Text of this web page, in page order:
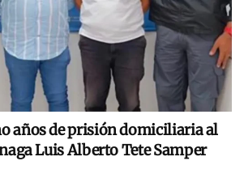
años de prisión domiciliaria al
Luis Alberto Tete Samper